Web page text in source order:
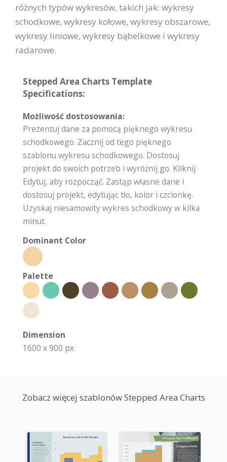
różnych typów wykresów, takich jak: wykresy
schodkowe, wykresy kołowe, wykresy obszarowe,
wykresy liniowe, wykresy bąbelkowe i wykresy
radarowe.
Stepped Area Charts Template
Specifications:
Możliwość dostosowania:
Prezentuj dane za pomocą pięknego wykresu
schodkowego. Zacznij od tego pięknego
szablonu wykresu schodkowego. Dostosuj
projekt do swoich potrzeb i wyróżnij go. Kliknij
Edytuj, aby rozpocząć. Zastąp własne dane i
dostosuj projekt, edytując tło, kolor i czcionkę.
Uzyskaj niesamowity wykres schodkowy w kilka
minut.
Dominant Color
Palette
Dimension
1600 x 900 px
Zobacz więcej szablonów Stepped Area Charts